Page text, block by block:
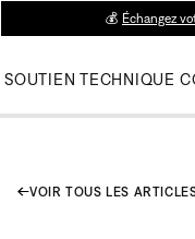
💰 Échangez
SOUTIEN TECHNIQUE
VOIR TOUS LES